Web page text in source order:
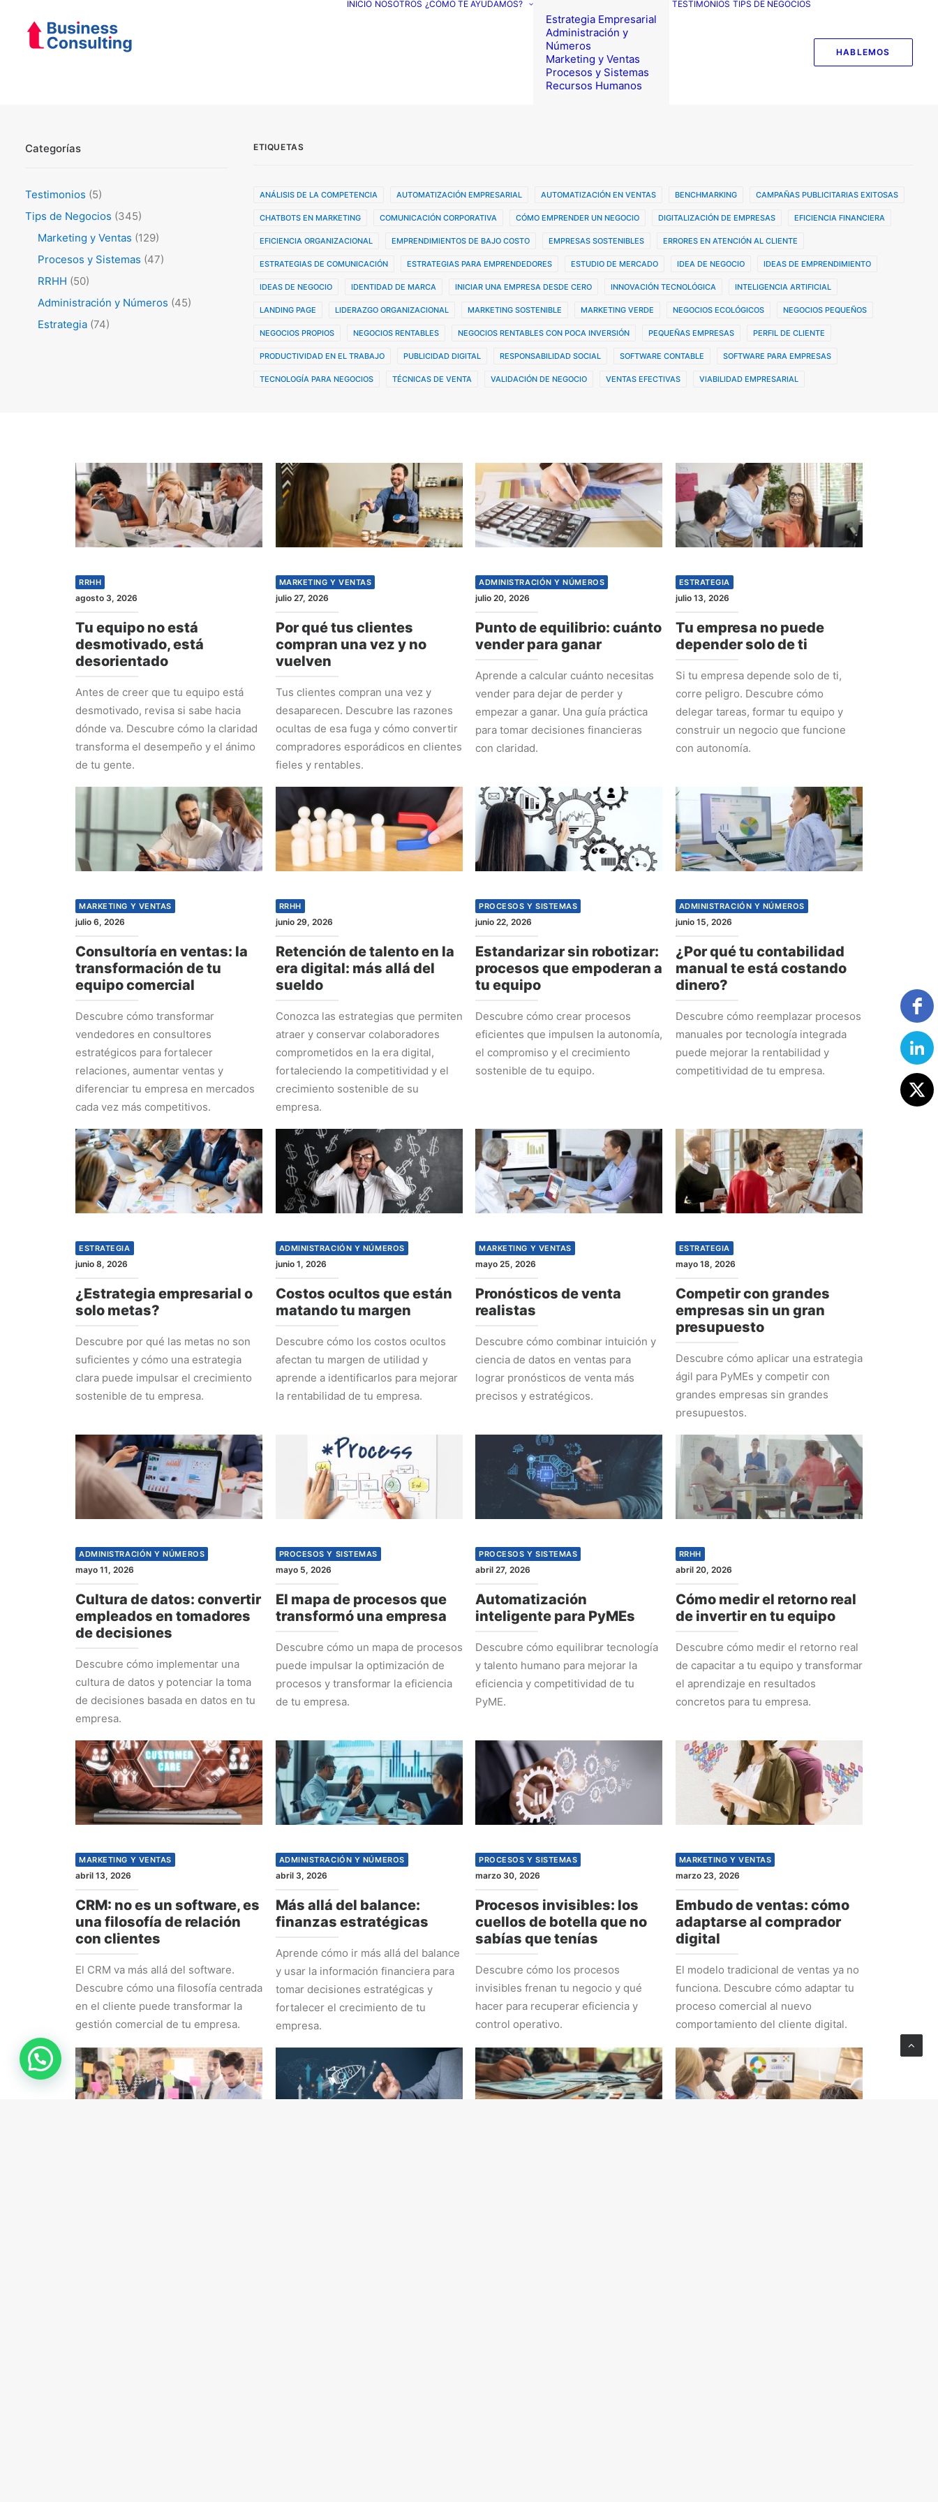
INICIO NOSOTROS ¿CÓMO TE AYUDAMOS?
Estrategia Empresarial
Administración y
Números
Marketing y Ventas
Procesos y Sistemas
Recursos Humanos
TESTIMONIOS TIPS DE NEGOCIOS
HABLEMOS
Categorías
Testimonios (5)
Tips de Negocios (345)
Marketing y Ventas (129)
Procesos y Sistemas (47)
RRHH (50)
Administración y Números (45)
Estrategia (74)
ETIQUETAS
ANÁLISIS DE LA COMPETENCIA AUTOMATIZACIÓN EMPRESARIAL AUTOMATIZACIÓN EN VENTAS BENCHMARKING CAMPAÑAS PUBLICITARIAS EXITOSAS
CHATBOTS EN MARKETING COMUNICACIÓN CORPORATIVA CÓMO EMPRENDER UN NEGOCIO DIGITALIZACIÓN DE EMPRESAS EFICIENCIA FINANCIERA
EFICIENCIA ORGANIZACIONAL EMPRENDIMIENTOS DE BAJO COSTO EMPRESAS SOSTENIBLES ERRORES EN ATENCIÓN AL CLIENTE
ESTRATEGIAS DE COMUNICACIÓN ESTRATEGIAS PARA EMPRENDEDORES ESTUDIO DE MERCADO IDEA DE NEGOCIO IDEAS DE EMPRENDIMIENTO
IDEAS DE NEGOCIO IDENTIDAD DE MARCA INICIAR UNA EMPRESA DESDE CERO INNOVACIÓN TECNOLÓGICA INTELIGENCIA ARTIFICIAL
LANDING PAGE LIDERAZGO ORGANIZACIONAL MARKETING SOSTENIBLE MARKETING VERDE NEGOCIOS ECOLÓGICOS NEGOCIOS PEQUEÑOS
NEGOCIOS PROPIOS NEGOCIOS RENTABLES NEGOCIOS RENTABLES CON POCA INVERSIÓN PEQUEÑAS EMPRESAS PERFIL DE CLIENTE
PRODUCTIVIDAD EN EL TRABAJO PUBLICIDAD DIGITAL RESPONSABILIDAD SOCIAL SOFTWARE CONTABLE SOFTWARE PARA EMPRESAS
TECNOLOGÍA PARA NEGOCIOS TÉCNICAS DE VENTA VALIDACIÓN DE NEGOCIO VENTAS EFECTIVAS VIABILIDAD EMPRESARIAL
RRHH
agosto 3, 2026
Tu equipo no está
desmotivado, está
desorientado
Antes de creer que tu equipo está
desmotivado, revisa si sabe hacia
dónde va. Descubre cómo la claridad
transforma el desempeño y el ánimo
de tu gente.
MARKETING Y VENTAS
julio 27, 2026
Por qué tus clientes
compran una vez y no
vuelven
Tus clientes compran una vez y
desaparecen. Descubre las razones
ocultas de esa fuga y cómo convertir
compradores esporádicos en clientes
fieles y rentables.
ADMINISTRACIÓN Y NÚMEROS
julio 20, 2026
Punto de equilibrio: cuánto
vender para ganar
Aprende a calcular cuánto necesitas
vender para dejar de perder y
empezar a ganar. Una guía práctica
para tomar decisiones financieras
con claridad.
ESTRATEGIA
julio 13, 2026
Tu empresa no puede
depender solo de ti
Si tu empresa depende solo de ti,
corre peligro. Descubre cómo
delegar tareas, formar tu equipo y
construir un negocio que funcione
con autonomía.
MARKETING Y VENTAS
julio 6, 2026
Consultoría en ventas: la
transformación de tu
equipo comercial
Descubre cómo transformar
vendedores en consultores
estratégicos para fortalecer
relaciones, aumentar ventas y
diferenciar tu empresa en mercados
cada vez más competitivos.
RRHH
junio 29, 2026
Retención de talento en la
era digital: más allá del
sueldo
Conozca las estrategias que permiten
atraer y conservar colaboradores
comprometidos en la era digital,
fortaleciendo la competitividad y el
crecimiento sostenible de su
empresa.
PROCESOS Y SISTEMAS
junio 22, 2026
Estandarizar sin robotizar:
procesos que empoderan a
tu equipo
Descubre cómo crear procesos
eficientes que impulsen la autonomía,
el compromiso y el crecimiento
sostenible de tu equipo.
ADMINISTRACIÓN Y NÚMEROS
junio 15, 2026
¿Por qué tu contabilidad
manual te está costando
dinero?
Descubre cómo reemplazar procesos
manuales por tecnología integrada
puede mejorar la rentabilidad y
competitividad de tu empresa.
ESTRATEGIA
junio 8, 2026
¿Estrategia empresarial o
solo metas?
Descubre por qué las metas no son
suficientes y cómo una estrategia
clara puede impulsar el crecimiento
sostenible de tu empresa.
ADMINISTRACIÓN Y NÚMEROS
junio 1, 2026
Costos ocultos que están
matando tu margen
Descubre cómo los costos ocultos
afectan tu margen de utilidad y
aprende a identificarlos para mejorar
la rentabilidad de tu empresa.
MARKETING Y VENTAS
mayo 25, 2026
Pronósticos de venta
realistas
Descubre cómo combinar intuición y
ciencia de datos en ventas para
lograr pronósticos de venta más
precisos y estratégicos.
ESTRATEGIA
mayo 18, 2026
Competir con grandes
empresas sin un gran
presupuesto
Descubre cómo aplicar una estrategia
ágil para PyMEs y competir con
grandes empresas sin grandes
presupuestos.
ADMINISTRACIÓN Y NÚMEROS
mayo 11, 2026
Cultura de datos: convertir
empleados en tomadores
de decisiones
Descubre cómo implementar una
cultura de datos y potenciar la toma
de decisiones basada en datos en tu
empresa.
PROCESOS Y SISTEMAS
mayo 5, 2026
El mapa de procesos que
transformó una empresa
Descubre cómo un mapa de procesos
puede impulsar la optimización de
procesos y transformar la eficiencia
de tu empresa.
PROCESOS Y SISTEMAS
abril 27, 2026
Automatización
inteligente para PyMEs
Descubre cómo equilibrar tecnología
y talento humano para mejorar la
eficiencia y competitividad de tu
PyME.
RRHH
abril 20, 2026
Cómo medir el retorno real
de invertir en tu equipo
Descubre cómo medir el retorno real
de capacitar a tu equipo y transformar
el aprendizaje en resultados
concretos para tu empresa.
MARKETING Y VENTAS
abril 13, 2026
CRM: no es un software, es
una filosofía de relación
con clientes
El CRM va más allá del software.
Descubre cómo una filosofía centrada
en el cliente puede transformar la
gestión comercial de tu empresa.
ADMINISTRACIÓN Y NÚMEROS
abril 3, 2026
Más allá del balance:
finanzas estratégicas
Aprende cómo ir más allá del balance
y usar la información financiera para
tomar decisiones estratégicas y
fortalecer el crecimiento de tu
empresa.
PROCESOS Y SISTEMAS
marzo 30, 2026
Procesos invisibles: los
cuellos de botella que no
sabías que tenías
Descubre cómo los procesos
invisibles frenan tu negocio y qué
hacer para recuperar eficiencia y
control operativo.
MARKETING Y VENTAS
marzo 23, 2026
Embudo de ventas: cómo
adaptarse al comprador
digital
El modelo tradicional de ventas ya no
funciona. Descubre cómo adaptar tu
proceso comercial al nuevo
comportamiento del cliente digital.